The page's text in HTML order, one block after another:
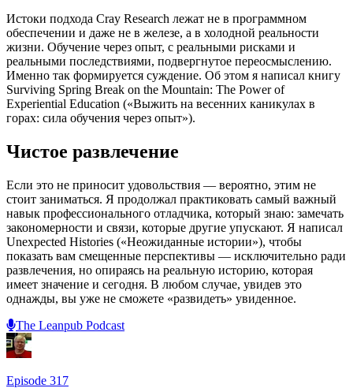
Истоки подхода Cray Research лежат не в программном
обеспечении и даже не в железе, а в холодной реальности
жизни. Обучение через опыт, с реальными рисками и
реальными последствиями, подвергнутое переосмыслению.
Именно так формируется суждение. Об этом я написал книгу
Surviving Spring Break on the Mountain: The Power of
Experiential Education («Выжить на весенних каникулах в
горах: сила обучения через опыт»).
Чистое развлечение
Если это не приносит удовольствия — вероятно, этим не
стоит заниматься. Я продолжал практиковать самый важный
навык профессионального отладчика, который знаю: замечать
закономерности и связи, которые другие упускают. Я написал
Unexpected Histories («Неожиданные истории»), чтобы
показать вам смещенные перспективы — исключительно ради
развлечения, но опираясь на реальную историю, которая
имеет значение и сегодня. В любом случае, увидев это
однажды, вы уже не сможете «развидеть» увиденное.
The Leanpub Podcast
Episode 317